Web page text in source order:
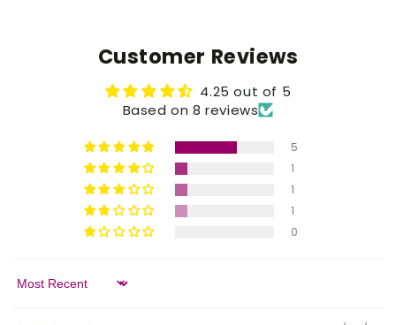
Customer Reviews
4.25 out of 5
Based on 8 reviews
5
1
1
1
0
Sort by